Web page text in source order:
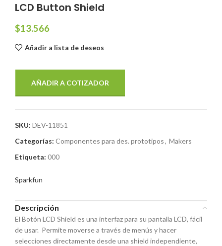
LCD Button Shield
$13.566
Añadir a lista de deseos
AÑADIR A COTIZADOR
SKU: DEV-11851
Categorías: Componentes para des. prototipos, Makers
Etiqueta: 000
Sparkfun
Descripción
El Botón LCD Shield es una interfaz para su pantalla LCD, fácil
de usar. Permite moverse a través de menús y hacer
selecciones directamente desde una shield independiente,